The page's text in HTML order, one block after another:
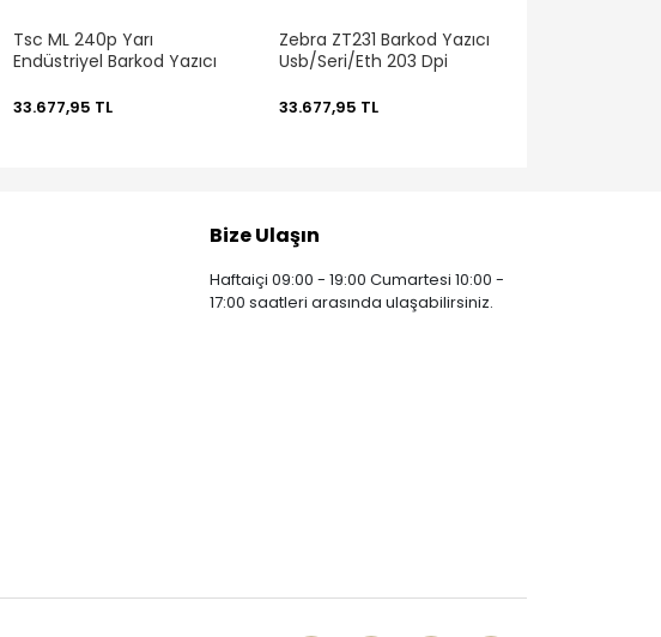
Tsc ML 240p Yarı
Endüstriyel Barkod Yazıcı
33.677,95 TL
Zebra ZT231 Barkod Yazıcı
Usb/Seri/Eth 203 Dpi
33.677,95 TL
Bize Ulaşın
Haftaiçi 09:00 - 19:00 Cumartesi 10:00 -
17:00 saatleri arasında ulaşabilirsiniz.